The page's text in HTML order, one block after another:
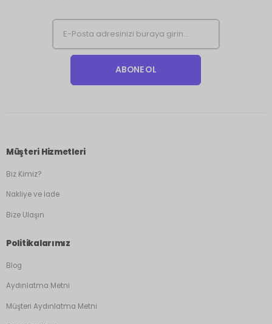
Müşteri Hizmetleri
Biz Kimiz?
Nakliye ve İade
Bize Ulaşın
Politikalarımız
Blog
Aydınlatma Metni
Müşteri Aydınlatma Metni